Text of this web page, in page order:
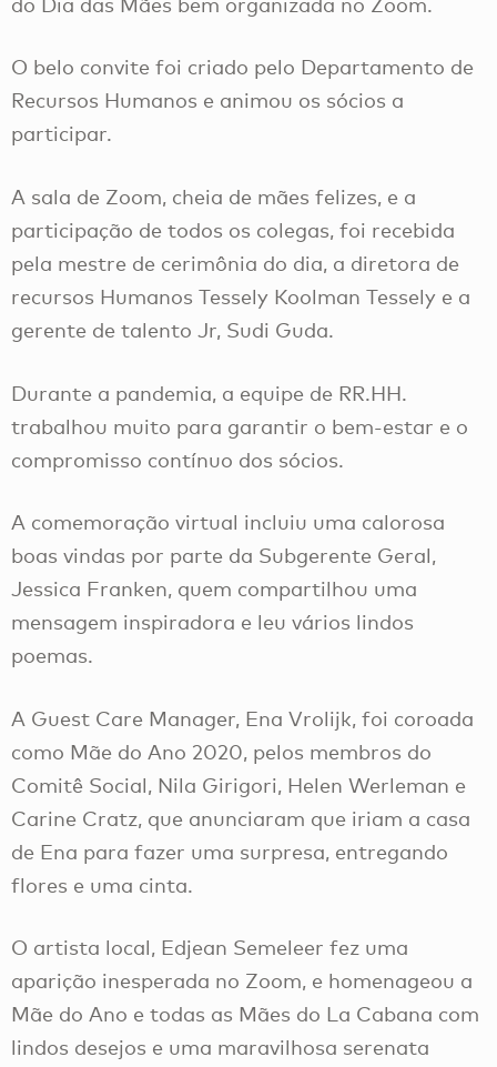
O belo convite foi criado pelo Departamento de
Recursos Humanos e animou os sócios a
participar.
A sala de Zoom, cheia de mães felizes, e a
participação de todos os colegas, foi recebida
pela mestre de cerimônia do dia, a diretora de
recursos Humanos Tessely Koolman Tessely e a
gerente de talento Jr, Sudi Guda.
Durante a pandemia, a equipe de RR.HH.
trabalhou muito para garantir o bem-estar e o
compromisso contínuo dos sócios.
A comemoração virtual incluiu uma calorosa
boas vindas por parte da Subgerente Geral,
Jessica Franken, quem compartilhou uma
mensagem inspiradora e leu vários lindos
poemas.
A Guest Care Manager, Ena Vrolijk, foi coroada
como Mãe do Ano 2020, pelos membros do
Comitê Social, Nila Girigori, Helen Werleman e
Carine Cratz, que anunciaram que iriam a casa
de Ena para fazer uma surpresa, entregando
flores e uma cinta.
O artista local, Edjean Semeleer fez uma
aparição inesperada no Zoom, e homenageou a
Mãe do Ano e todas as Mães do La Cabana com
lindos desejos e uma maravilhosa serenata